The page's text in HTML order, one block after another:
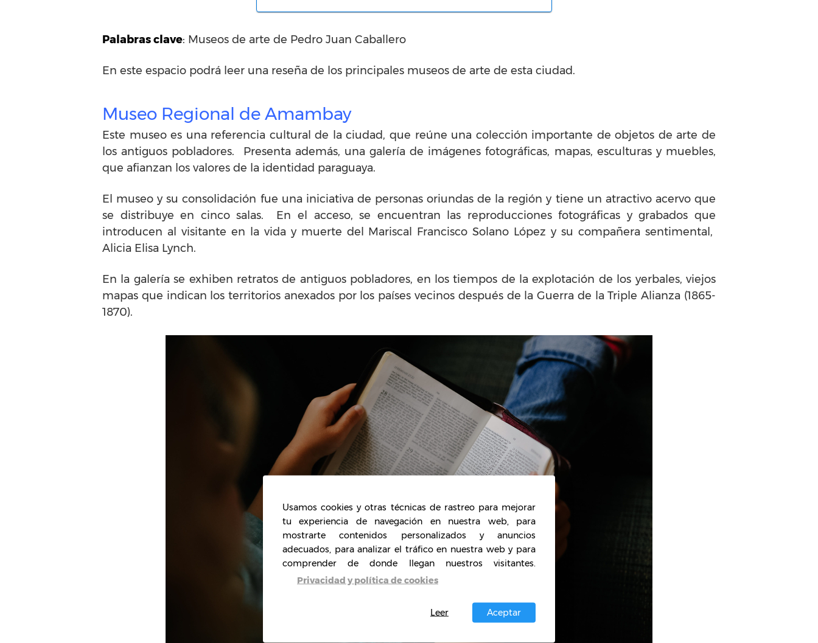
Palabras clave: Museos de arte de Pedro Juan Caballero
En este espacio podrá leer una reseña de los principales museos de arte de esta ciudad.
Museo Regional de Amambay
Este museo es una referencia cultural de la ciudad, que reúne una colección importante de objetos de arte de
los antiguos pobladores. Presenta además, una galería de imágenes fotográficas, mapas, esculturas y muebles,
que afianzan los valores de la identidad paraguaya.
El museo y su consolidación fue una iniciativa de personas oriundas de la región y tiene un atractivo acervo que
se distribuye en cinco salas. En el acceso, se encuentran las reproducciones fotográficas y grabados que
introducen al visitante en la vida y muerte del Mariscal Francisco Solano López y su compañera sentimental,
Alicia Elisa Lynch.
En la galería se exhiben retratos de antiguos pobladores, en los tiempos de la explotación de los yerbales, viejos
mapas que indican los territorios anexados por los países vecinos después de la Guerra de la Triple Alianza (1865-
1870).
Usamos cookies y otras técnicas de rastreo para mejorar
tu experiencia de navegación en nuestra web, para
mostrarte contenidos personalizados y anuncios
adecuados, para analizar el tráfico en nuestra web y para
comprender de donde llegan nuestros visitantes.
Privacidad y política de cookies
Aceptar
Leer